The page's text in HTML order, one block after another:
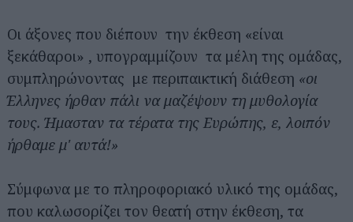
Οι άξονες που διέπουν την έκθεση «είναι
ξεκάθαροι» , υπογραμμίζουν τα μέλη της ομάδας,
συμπληρώνοντας με περιπαικτική διάθεση «οι
Έλληνες ήρθαν πάλι να μαζέψουν τη μυθολογία
τους. Ήμασταν τα τέρατα της Ευρώπης, ε, λοιπόν
ήρθαμε μ' αυτά!»
Σύμφωνα με το πληροφοριακό υλικό της ομάδας,
που καλωσορίζει τον θεατή στην έκθεση, τα